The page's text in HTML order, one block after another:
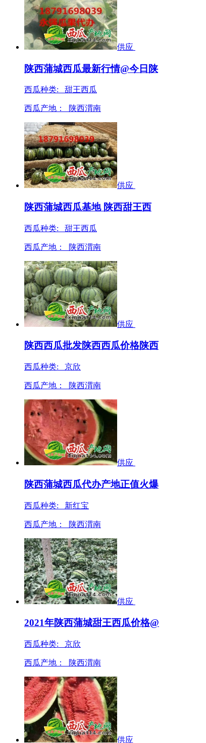
供应
陕西蒲城西瓜最新行情@今日陕
西瓜种类: 甜王西瓜
西瓜产地： 陕西渭南
供应
陕西蒲城西瓜基地 陕西甜王西
西瓜种类: 甜王西瓜
西瓜产地： 陕西渭南
供应
陕西西瓜批发陕西西瓜价格陕西
西瓜种类: 京欣
西瓜产地： 陕西渭南
供应
陕西蒲城西瓜代办产地正值火爆
西瓜种类: 新红宝
西瓜产地： 陕西渭南
供应
2021年陕西蒲城甜王西瓜价格@
西瓜种类: 京欣
西瓜产地： 陕西渭南
供应